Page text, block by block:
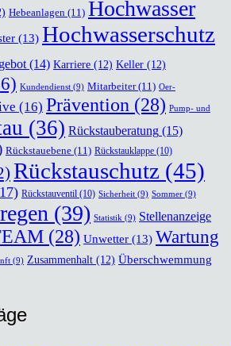
Hebeanlagen (11) Hochwasser
(13) Hochwasserschutz
(14) Karriere (12) Keller (12)
Kundendienst (9) Mitarbeiter(11) Oer-
(16) Prävention (28) Pump- und
(36) Rückstauberatung (15)
Rückstauebene (11) Rückstauklappe (10)
Rückstauschutz (45)
Rückstauventil (10) Sicherheit (9) Sommer (9)
(39) Statistik (9) Stellenanzeige
(28) Unwetter (13) Wartung
(9) Zusammenhalt (12) Überschwemmung